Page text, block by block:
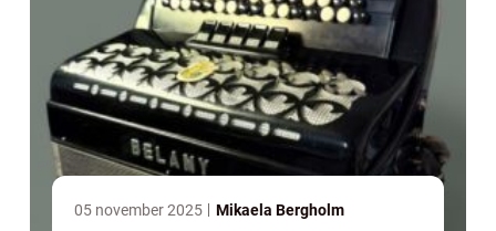
05 november 2025 Mikaela Bergholm